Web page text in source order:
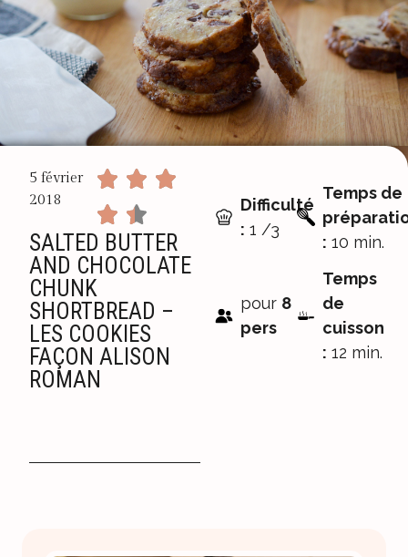
5 février
2018
SALTED BUTTER
AND CHOCOLATE
CHUNK
SHORTBREAD –
LES COOKIES
FAÇON ALISON
ROMAN
Difficulté
: 1 /3
Temps de
: 10 min.
pour 8
pers
Temps
de
cuisson
: 12 min.